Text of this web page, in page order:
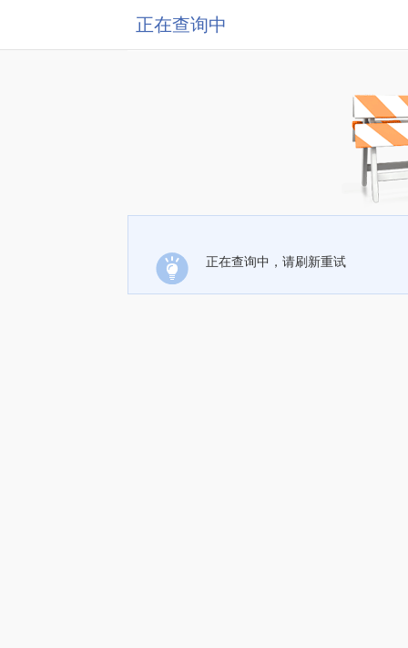
正在查询中
正在查询中，请刷新重试